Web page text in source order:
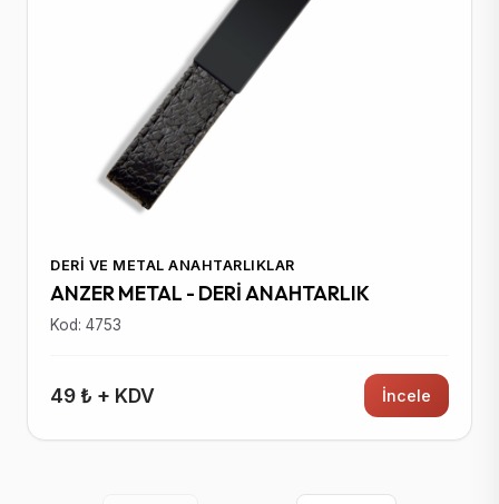
DERI VE METAL ANAHTARLIKLAR
ANZER METAL - DERİ ANAHTARLIK
Kod: 4753
49 ₺ + KDV İncele